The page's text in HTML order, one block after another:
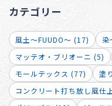
カテゴリー
風土～FUUDO～ (17)
染
マッテオ・ブリオーニ (5)
モールテックス (77)
塗
コンクリート打ち放し風仕